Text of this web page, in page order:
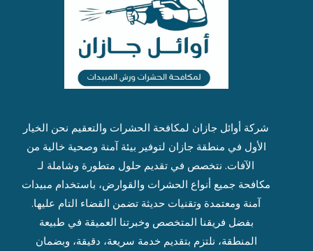
شركة أوائل جازان لمكافحة الحشرات والتعقيم نحن الخيار
الأول في منطقة جازان لتوفير بيئة آمنة وصحية خالية من
الآفات. نتخصص في تقديم حلول متطورة وشاملة لـ
مكافحة جميع أنواع الحشرات والقوارض، باستخدام مبيدات
آمنة ومعتمدة وتقنيات حديثة تضمن القضاء التام عليها.
بفضل فريقنا المتخصص وخبرتنا العميقة في طبيعة
المنطقة، نلتزم بتقديم خدمة سريعة، دقيقة، وبضمان